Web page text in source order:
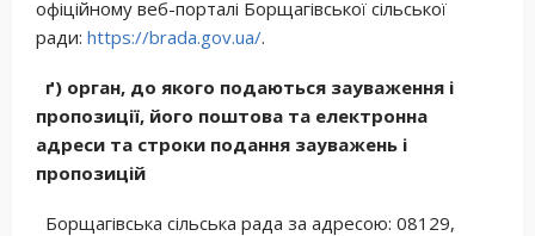
офіційному веб-порталі Борщагівської сільської
ради: https://brada.gov.ua/.
ґ) орган, до якого подаються зауваження і
пропозиції, його поштова та електронна
адреси та строки подання зауважень і
пропозицій
Борщагівська сільська рада за адресою: 08129,